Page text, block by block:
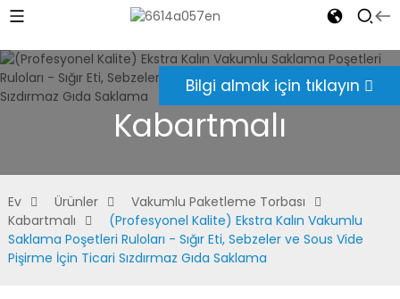
Bilgi almak için tıklayın
Kabartmalı
Ev Ürünler
Vakumlu Paketleme Torbası
Kabartmalı
(Profesyonel Kalite) Ekstra Kalın Vakumlu
Saklama Poşetleri Ruloları - Sığır Eti, Sebzeler ve Sous Vide
Pişirme İçin Ticari Sızdırmaz Gıda Saklama